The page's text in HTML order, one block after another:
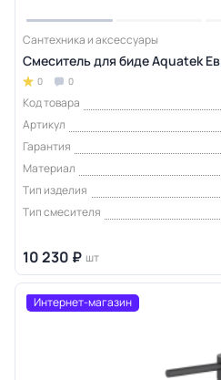
Сантехника и аксессуары
Смеситель для биде Aquatek
0 0
Код товара
Артикул
Гарантия
Материал
Тип изделия
Тип смесителя
10 230 ₽ шт
Интернет-магазин